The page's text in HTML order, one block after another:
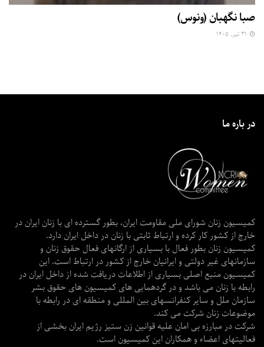
صبا نگهبان (ونوس)
در باره ما
کمیسیون زنان شورای ملی مقاومت ایران، بطور گسترده ای با زنان ایران در
خارج از کشور کار کرده و ارتباط ثابتی با زنان در داخل ایران دارد.
کمیسیون زنان بطور فعال با بسیاری از ارگانهای فعال حقوق زنان و
سازمانهای غیر دولتی و ایرانیان خارج از کشور در ارتباط است. این
کمیسیون منبع اصلی بسیاری از اطلاعات دریافت شده از داخل ایران در
رابطه با زنان می باشد و در گردهمایی های کمیسیون های حقوق بشر
سازمان ملل و سایر کنفرانسهای بین المللی و منطقه ای در رابطه با
موضوعات زنان شرکت می کند.
شرکت در مبارزه بی امان علیه قوانین زن ستیز رژیم ایران بخشی از
فعالیتهای اعضاء و همکاران این کمیسیون است.